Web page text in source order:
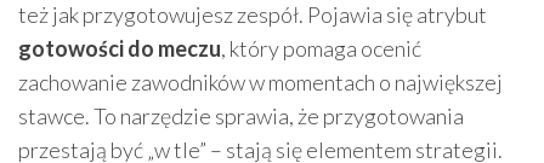
też jak przygotowujesz zespół. Pojawia się atrybut
gotowości do meczu, który pomaga ocenić
zachowanie zawodników w momentach o największej
stawce. To narzędzie sprawia, że przygotowania
przestają być „w tle” – stają się elementem strategii.